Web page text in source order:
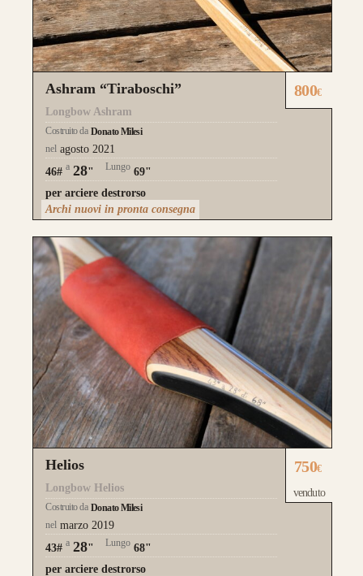
Guarda alcuni degli archi già
realizzati su misura
Ashram “Tiraboschi”
Longbow Ashram
Costruito da Donato Milesi
nel agosto 2021
46# a 28" Lungo 69"
per arciere destrorso
800€
Archi nuovi in pronta consegna
Helios
Longbow Helios
Costruito da Donato Milesi
nel marzo 2019
43# a 28" Lungo 68"
per arciere destrorso
750€
venduto